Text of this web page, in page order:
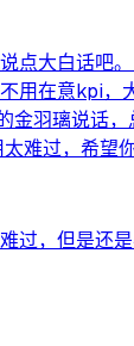
大白话吧
在意kpi，
羽璃说话
过，希望
，但是还